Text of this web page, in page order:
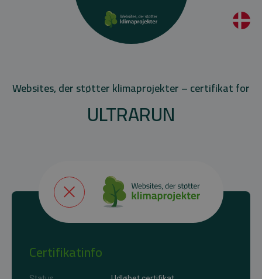
Websites, der støtter klimaprojekter – certifikat for
ULTRARUN
Certifikatinfo